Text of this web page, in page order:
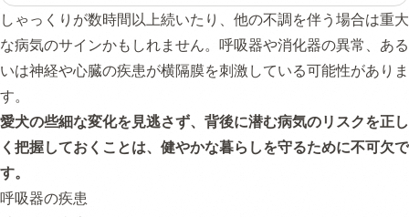
しゃっくりが数時間以上続いたり、他の不調を伴う場合は重大
な病気のサインかもしれません。呼吸器や消化器の異常、ある
いは神経や心臓の疾患が横隔膜を刺激している可能性がありま
す。
愛犬の些細な変化を見逃さず、背後に潜む病気のリスクを正し
く把握しておくことは、健やかな暮らしを守るために不可欠で
す。
呼吸器の疾患